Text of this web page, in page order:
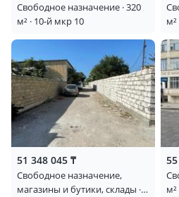
Свободное назначение · 320
м² · 10-й мкр 10
51 348 045 ₸
Свободное назначение,
магазины и бутики, склады ·
м²